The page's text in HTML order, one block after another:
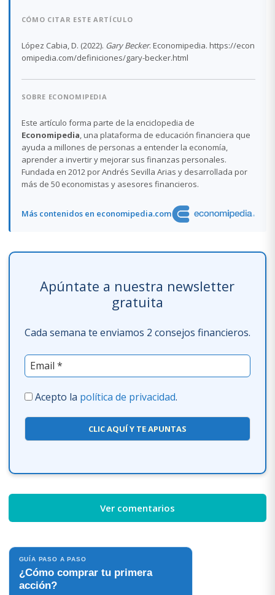
CÓMO CITAR ESTE ARTÍCULO
López Cabia, D. (2022). Gary Becker. Economipedia. https://econ
omipedia.com/definiciones/gary-becker.html
SOBRE ECONOMIPEDIA
Este artículo forma parte de la enciclopedia de
Economipedia, una plataforma de educación financiera que
ayuda a millones de personas a entender la economía,
aprender a invertir y mejorar sus finanzas personales.
Fundada en 2012 por Andrés Sevilla Arias y desarrollada por
más de 50 economistas y asesores financieros.
Más contenidos en economipedia.com
Apúntate a nuestra newsletter
gratuita
Cada semana te enviamos 2 consejos financieros.
Acepto la política de privacidad.
CLIC AQUÍ Y TE APUNTAS
Ver comentarios
GUÍA PASO A PASO
¿Cómo comprar tu primera
acción?